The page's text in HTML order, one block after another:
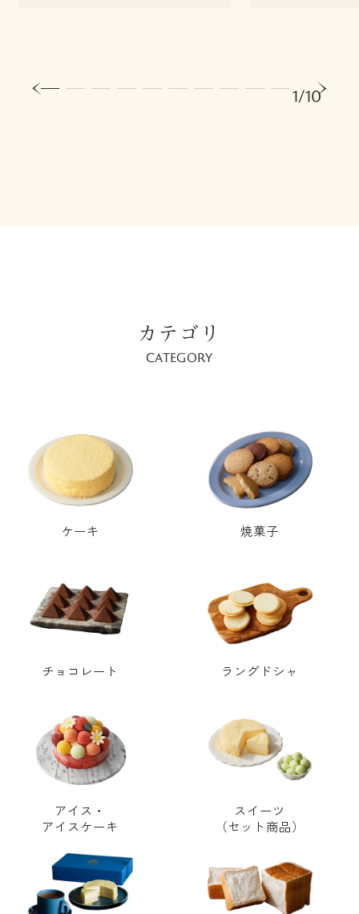
1/10
カテゴリ
CATEGORY
ケーキ 焼菓子
チョコレート ラングドシャ
アイス・
アイスケーキ
スイーツ
（セット商品）